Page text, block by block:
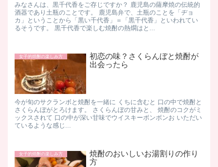
みなさんは、黒千代香をご存じですか？ 鹿児島の薩摩焼の伝統的
酒器であり土瓶のことです。 鹿児島弁で、土瓶のことを「ヂョ
カ」ということから「黒い千代香」＝「黒千代香」といわれてい
るそうです。 黒千代香で楽しむ焼酎の熱燗はと...
女子的焼酎の楽しみ方
初恋の味？さくらんぼと焼酎が
出会ったら
今が旬のサクランボと焼酎を一緒に くちに含むと 口の中で焼酎と
さくらんぼがとろけます。 さくらんぼの甘みと、 焼酎のコクがミ
ックスされて 口の中が深い甘味でウイスキーボンボンお いただい
ているような感じ...
女子的焼酎の楽しみ方
焼酎のおいしいお湯割りの作り
方